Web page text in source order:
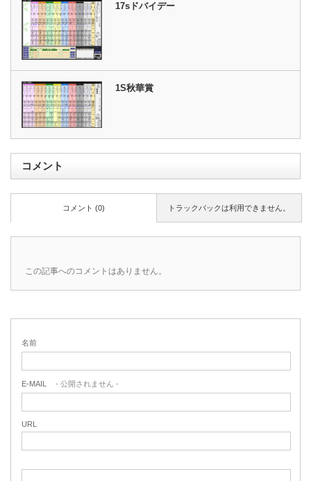
17sドバイデー
1S秋華賞
コメント
トラックバックは利用できません。
コメント (0)
この記事へのコメントはありません。
名前
E-MAIL - 公開されません -
URL